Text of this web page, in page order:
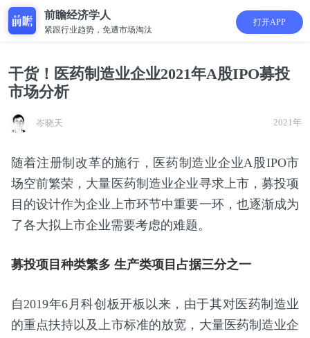
前瞻经济学人
紧跟行业趋势，免遭市场淘汰
打开APP
干货！医药制造业企业2021年A股IPO募投
市场分析
岑晓天 2021年
随着注册制改革的施行，医药制造业企业A股IPO市
场空前繁荣，大量医药制造业企业寻求上市，募投项
目的设计作为企业上市环节中重要一环，也逐渐成为
了各大拟上市企业需要考虑的难题。
募投项目种类繁多 生产类项目占据三分之一
自2019年6月科创板开板以来，由于其对医药制造业
的重点扶持以及上市标准的放宽，大量医药制造业企